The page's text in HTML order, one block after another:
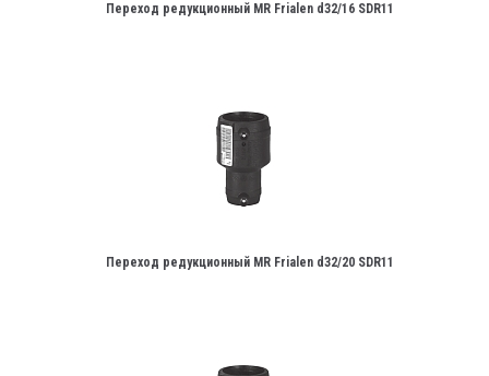
Переход редукционный MR Frialen d32/16 SDR11
Переход редукционный MR Frialen d32/20 SDR11